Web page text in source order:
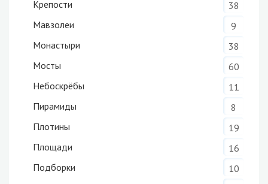
Крепости
38
Мавзолеи
9
Монастыри
38
Мосты
60
Небоскрёбы
11
Пирамиды
8
Плотины
19
Площади
16
Подборки
10